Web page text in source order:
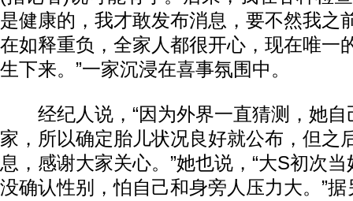
是健康的，我才敢发布消息，要不然我之
在如释重负，全家人都很开心，现在唯一
生下来。”一家沉浸在喜事氛围中。
经纪人说，“因为外界一直猜测，她自
家，所以确定胎儿状况良好就公布，但之
息，感谢大家关心。”她也说，“大S初次
没确认性别，怕自己和身旁人压力大。”